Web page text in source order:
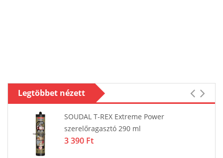
Legtöbbet nézett
SOUDAL T-REX Extreme Power
szerelőragasztó 290 ml
3 390 Ft